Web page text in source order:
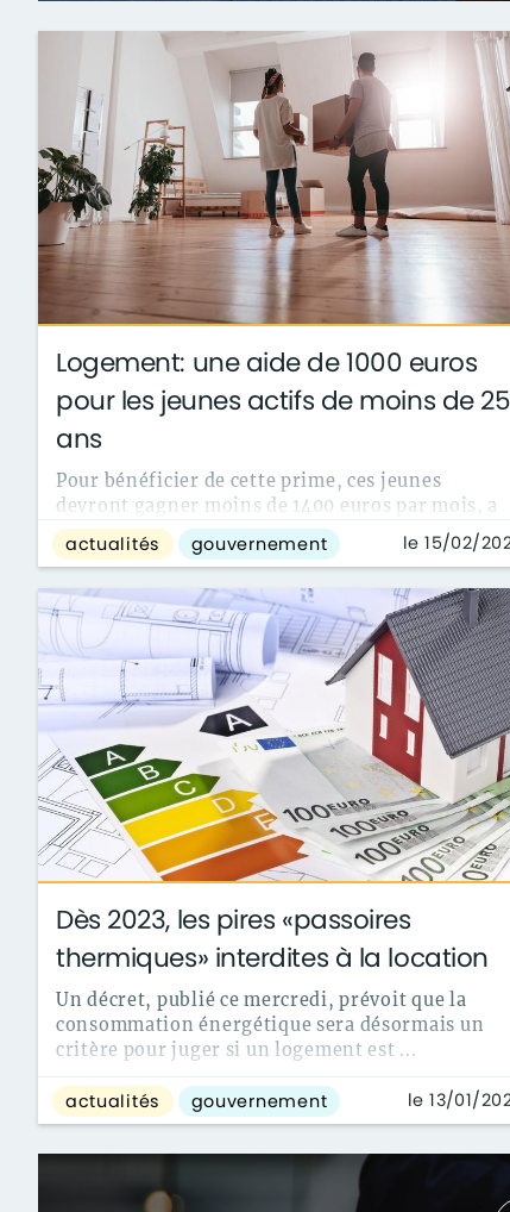
Logement: une aide de 1000 euros
pour les jeunes actifs de moins de 25
ans
Pour bénéficier de cette prime, ces jeunes
devront gagner moins de 1400 euros par mois, a
annoncé la ministre du Logement.
actualités gouvernement le 15/02/
Dès 2023, les pires «passoires
thermiques» interdites à la location
Un décret, publié ce mercredi, prévoit que la
consommation énergétique sera désormais un
critère pour juger si un logement est ...
actualités gouvernement le 13/01/